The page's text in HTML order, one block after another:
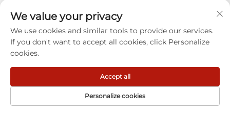
Što naši klijenti govore
We value your privacy
We use cookies and similar tools to provide our services.
If you don't want to accept all cookies, click Personalize
cookies.
Personalize cookies
Accept all